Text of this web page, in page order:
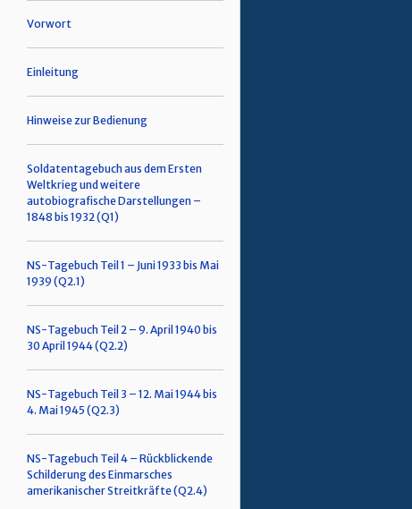
Vorwort
Einleitung
Hinweise zur Bedienung
Soldatentagebuch aus dem Ersten
Weltkrieg und weitere
autobiografische Darstellungen –
1848 bis 1932 (Q1)
NS-Tagebuch Teil 1 – Juni 1933 bis Mai
1939 (Q2.1)
NS-Tagebuch Teil 2 – 9. April 1940 bis
30 April 1944 (Q2.2)
NS-Tagebuch Teil 3 – 12. Mai 1944 bis
4. Mai 1945 (Q2.3)
NS-Tagebuch Teil 4 – Rückblickende
Schilderung des Einmarsches
amerikanischer Streitkräfte (Q2.4)